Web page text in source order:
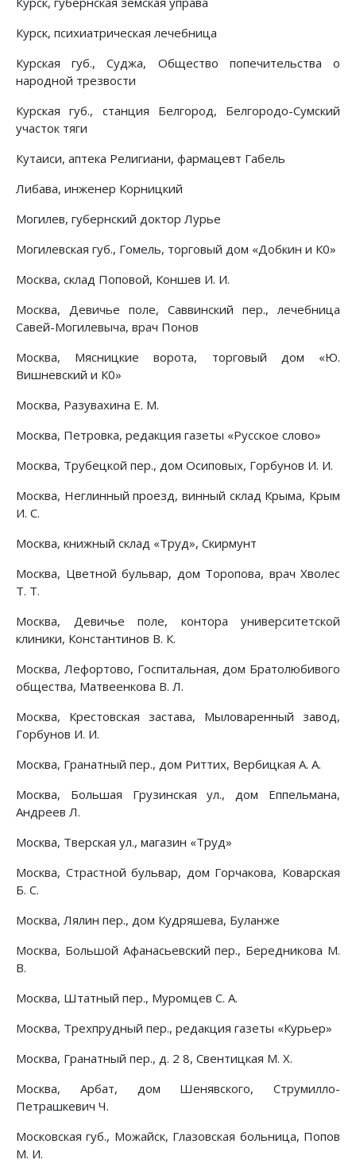
Курск, психиатрическая лечебница
Курская губ., Суджа, Общество попечительства о
народной трезвости
Курская губ., станция Белгород, Белгородо-Сумский
участок тяги
Кутаиси, аптека Религиани, фармацевт Габель
Либава, инженер Корницкий
Могилев, губернский доктор Лурье
Могилевская губ., Гомель, торговый дом «Добкин и К0»
Москва, склад Поповой, Коншев И. И.
Москва, Девичье поле, Саввинский пер., лечебница
Савей-Могилевыча, врач Понов
Москва, Мясницкие ворота, торговый дом «Ю.
Вишневский и К0»
Москва, Разувахина Е. М.
Москва, Петровка, редакция газеты «Русское слово»
Москва, Трубецкой пер., дом Осиповых, Горбунов И. И.
Москва, Неглинный проезд, винный склад Крыма, Крым
И. С.
Москва, книжный склад «Труд», Скирмунт
Москва, Цветной бульвар, дом Торопова, врач Хволес
Т. Т.
Москва, Девичье поле, контора университетской
клиники, Константинов В. К.
Москва, Лефортово, Госпитальная, дом Братолюбивого
общества, Матвеенкова В. Л.
Москва, Крестовская застава, Мыловаренный завод,
Горбунов И. И.
Москва, Гранатный пер., дом Риттих, Вербицкая А. А.
Москва, Большая Грузинская ул., дом Еппельмана,
Андреев Л.
Москва, Тверская ул., магазин «Труд»
Москва, Страстной бульвар, дом Горчакова, Коварская
Б. С.
Москва, Лялин пер., дом Кудряшева, Буланже
Москва, Большой Афанасьевский пер., Бередникова М.
В.
Москва, Штатный пер., Муромцев С. А.
Москва, Трехпрудный пер., редакция газеты «Курьер»
Москва, Гранатный пер., д. 2 8, Свентицкая М. X.
Москва, Арбат, дом Шенявского, Струмилло-
Петрашкевич Ч.
Московская губ., Можайск, Глазовская больница, Попов
М. И.